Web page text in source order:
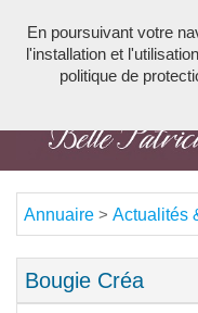
Annuaire > Actualités
Bougie Créa
En poursuivant votre
l'installation et
politique de